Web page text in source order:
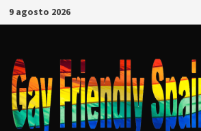
9 agosto 2026